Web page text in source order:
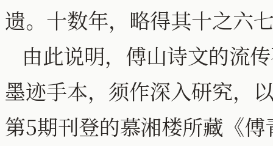
遗。十数年，略得其十之六
由此说明，傅山诗文的流
墨迹手本，须作深入研究，
第5期刊登的慕湘楼所藏《